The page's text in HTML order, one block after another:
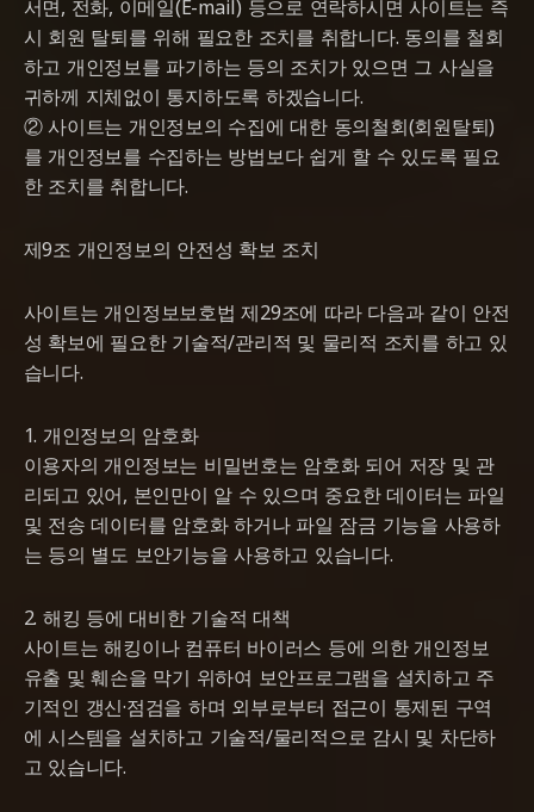
서면, 전화, 이메일(E-mail) 등으로 연락하시면 사이트는 즉
시 회원 탈퇴를 위해 필요한 조치를 취합니다. 동의를 철회
하고 개인정보를 파기하는 등의 조치가 있으면 그 사실을
귀하께 지체없이 통지하도록 하겠습니다.
② 사이트는 개인정보의 수집에 대한 동의철회(회원탈퇴)
를 개인정보를 수집하는 방법보다 쉽게 할 수 있도록 필요
한 조치를 취합니다.
제9조 개인정보의 안전성 확보 조치
사이트는 개인정보보호법 제29조에 따라 다음과 같이 안전
성 확보에 필요한 기술적/관리적 및 물리적 조치를 하고 있
습니다.
1. 개인정보의 암호화
이용자의 개인정보는 비밀번호는 암호화 되어 저장 및 관
리되고 있어, 본인만이 알 수 있으며 중요한 데이터는 파일
및 전송 데이터를 암호화 하거나 파일 잠금 기능을 사용하
는 등의 별도 보안기능을 사용하고 있습니다.
2. 해킹 등에 대비한 기술적 대책
사이트는 해킹이나 컴퓨터 바이러스 등에 의한 개인정보
유출 및 훼손을 막기 위하여 보안프로그램을 설치하고 주
기적인 갱신·점검을 하며 외부로부터 접근이 통제된 구역
에 시스템을 설치하고 기술적/물리적으로 감시 및 차단하
고 있습니다.